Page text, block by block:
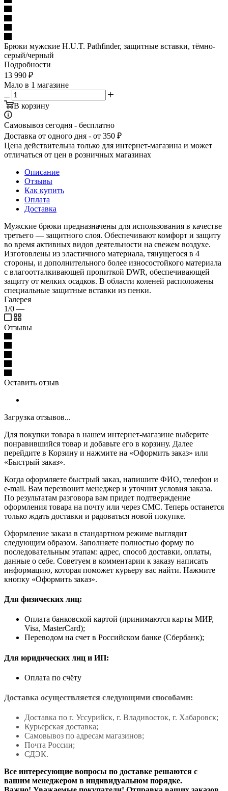
Брюки мужские H.U.T. Pathfinder, защитные вставки, тёмно-
серый/черный
Подробности
13 990 ₽
Мало в 1 магазине
В корзину
Самовывоз сегодня - бесплатно
Доставка от одного дня - от 350 ₽
Цена действительна только для интернет-магазина и может
отличаться от цен в розничных магазинах
Описание
Отзывы
Как купить
Оплата
Доставка
Мужские брюки предназначены для использования в качестве
третьего — защитного слоя. Обеспечивают комфорт и защиту
во время активных видов деятельности на свежем воздухе.
Изготовлены из эластичного материала, тянущегося в 4
стороны, и дополнительного более износостойкого материала
с влагоотталкивающей пропиткой DWR, обеспечивающей
защиту от мелких осадков. В области коленей расположены
специальные защитные вставки из пенки.
Галерея
1/0 —
Отзывы
Оставить отзыв
Загрузка отзывов...
Для покупки товара в нашем интернет-магазине выберите
понравившийся товар и добавьте его в корзину. Далее
перейдите в Корзину и нажмите на «Оформить заказ» или
«Быстрый заказ».
Когда оформляете быстрый заказ, напишите ФИО, телефон и
e-mail. Вам перезвонит менеджер и уточнит условия заказа.
По результатам разговора вам придет подтверждение
оформления товара на почту или через СМС. Теперь останется
только ждать доставки и радоваться новой покупке.
Оформление заказа в стандартном режиме выглядит
следующим образом. Заполняете полностью форму по
последовательным этапам: адрес, способ доставки, оплаты,
данные о себе. Советуем в комментарии к заказу написать
информацию, которая поможет курьеру вас найти. Нажмите
кнопку «Оформить заказ».
Для физических лиц:
Оплата банковской картой (принимаются карты МИР,
Visa, MasterCard);
Переводом на счет в Российском банке (Сбербанк);
Для юридических лиц и ИП:
Оплата по счёту
Доставка осуществляется следующими способами:
Доставка по г. Уссурийск, г. Владивосток, г. Хабаровск;
Курьерская доставка;
Самовывоз по адресам магазинов;
Почта России;
СДЭК.
Все интересующие вопросы по доставке решаются с
вашим менеджером в индивидуальном порядке.